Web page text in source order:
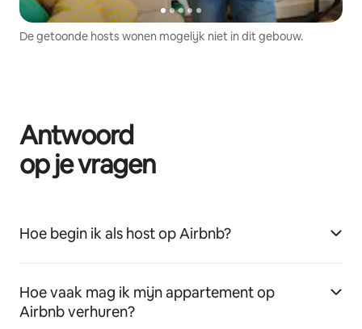
De getoonde hosts wonen mogelijk niet in dit gebouw.
Antwoord
op je vragen
Hoe begin ik als host op Airbnb?
Hoe vaak mag ik mijn appartement op
Airbnb verhuren?